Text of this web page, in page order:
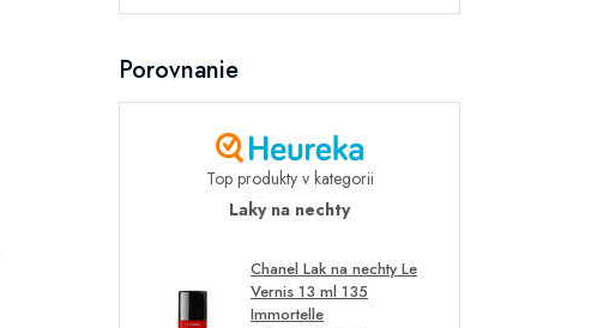
Porovnanie
Top produkty v kategorii
Laky na nechty
Chanel Lak na nechty Le
Vernis 13 ml 135
Immortelle